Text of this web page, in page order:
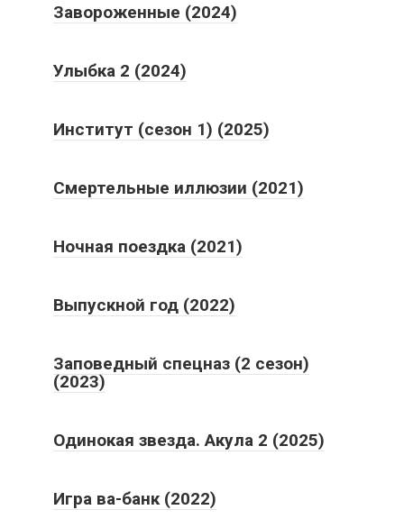
Завороженные (2024)
Улыбка 2 (2024)
Институт (сезон 1) (2025)
Смертельные иллюзии (2021)
Ночная поездка (2021)
Выпускной год (2022)
Заповедный спецназ (2 сезон)
(2023)
Одинокая звезда. Акула 2 (2025)
Игра ва-банк (2022)